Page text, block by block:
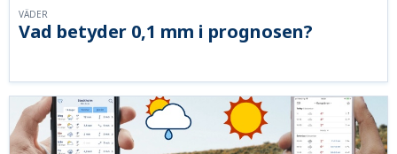
Vad betyder 0,1 mm i prognosen?
VÄDER